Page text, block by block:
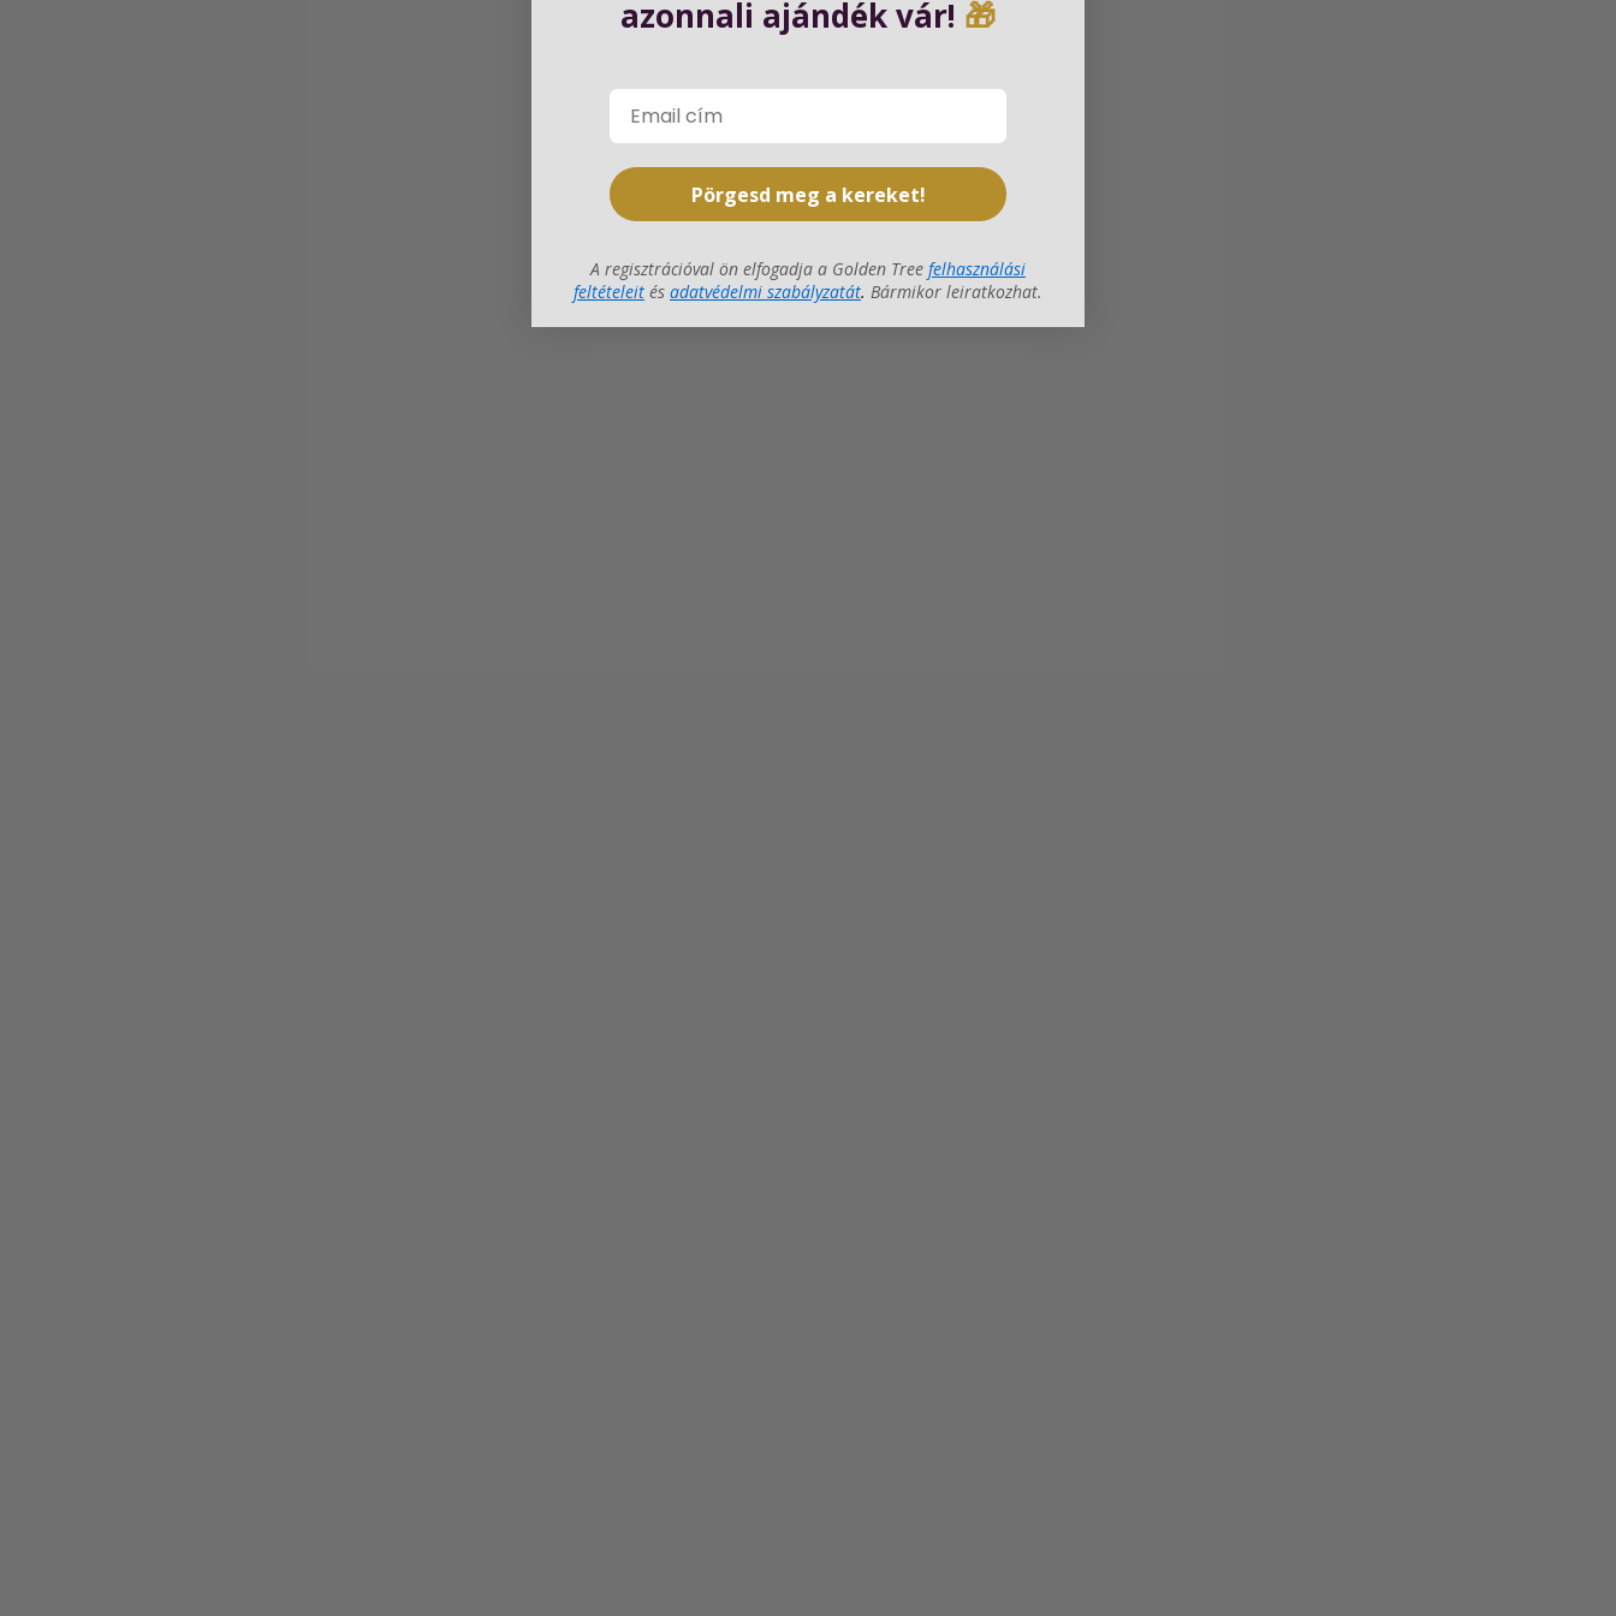
azonnali ajándék vár! 🎁
Pörgesd meg a kereket!
A regisztrációval ön elfogadja a Golden Tree felhasználási
feltételeit és adatvédelmi szabályzatát. Bármikor leiratkozhat.